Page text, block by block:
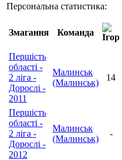
Персональна статистика:
Змагання Команда
Першість
області -
2 ліга -
Дорослі -
2011
Малинськ
(Малинськ)
14
Першість
області -
2 ліга -
Дорослі -
2012
Малинськ
(Малинськ)
-